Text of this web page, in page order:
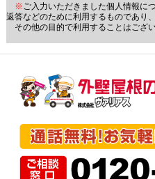
※ ご入力いただきました個人情報に
返答などのために利用するものであり、
その他の目的で利用することはござい